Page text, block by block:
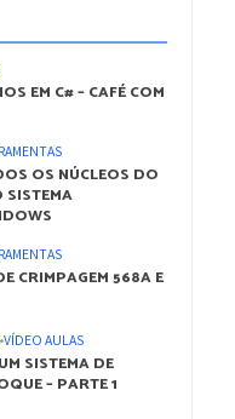
EM C# – CAFÉ COM
OS NÚCLEOS DO
SISTEMA
CRIMPAGEM 568A E
•VÍDEO AULAS
SISTEMA DE
– PARTE 1